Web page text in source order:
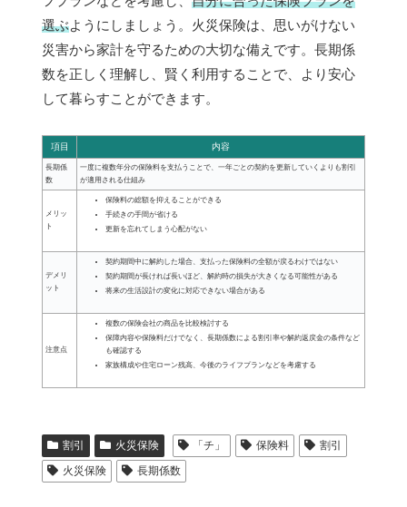
選ぶようにしましょう。火災保険は、思いがけない
災害から家計を守るための大切な備えです。長期係
数を正しく理解し、賢く利用することで、より安心
して暮らすことができます。
項目 内容
長期係
数
一度に複数年分の保険料を支払うことで、一年ごとの契約を更新していくよりも割引
が適用される仕組み
メリッ
ト
保険料の総額を抑えることができる
手続きの手間が省ける
更新を忘れてしまう心配がない
デメリ
ット
契約期間中に解約した場合、支払った保険料の全額が戻るわけではない
契約期間が長ければ長いほど、解約時の損失が大きくなる可能性がある
将来の生活設計の変化に対応できない場合がある
注意点
複数の保険会社の商品を比較検討する
保障内容や保険料だけでなく、長期係数による割引率や解約返戻金の条件など
も確認する
家族構成や住宅ローン残高、今後のライフプランなどを考慮する
割引 火災保険 「チ」 保険料
割引
火災保険
長期係数